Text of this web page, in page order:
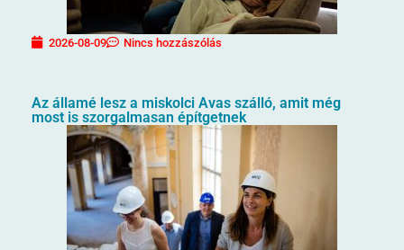
2026-08-09 Nincs hozzászólás
Az államé lesz a miskolci Avas szálló, amit még
most is szorgalmasan építgetnek